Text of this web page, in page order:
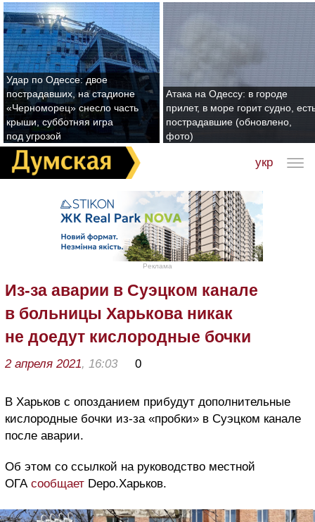
Удар по Одессе: двое
пострадавших, на стадионе
«Черноморец» снесло часть
крыши, субботняя игра
под угрозой
Атака на Одессу: в городе
прилет, в море горит судно,
пострадавшие (обновлено,
фото)
укр
Реклама
Из-за аварии в Суэцком канале
в больницы Харькова никак
не доедут кислородные бочки
2 апреля 2021, 16:03 0
В Харьков с опозданием прибудут дополнительные
кислородные бочки из-за «пробки» в Суэцком канале
после аварии.
Об этом со ссылкой на руководство местной
ОГА сообщает Depo.Харьков.